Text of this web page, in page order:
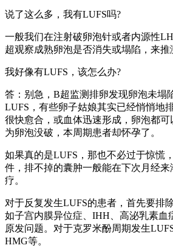
说了这么多，我有LUFS吗?
一般我们在注射破卵泡针或者内源性
超观察成熟卵泡是否消失或塌陷，来推
我好像有LUFS，该怎么办?
答：别急，B超监测排卵发现卵泡未塌
LUFS，有些卵子姑娘其实已经悄悄地
很快愈合，或血体迅速形成，卵泡都
为卵泡没破，本周期患者却怀孕了。
如果真的是LUFS，那也不必过于惊慌
件，排不掉的囊肿一般能在下次月经
疗。
对于反复发生LUFS的患者，首先要排
如子宫内膜异位症、IHH、高泌乳素血
原发问题。对于克罗米酚周期发生
HMG等。